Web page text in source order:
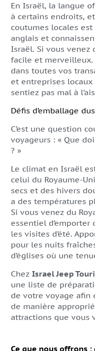
En Israël, la langue
à certains endroits,
coutumes locales
anglais et
Israël. Si vous venez
facile et merveilleux.
dans toutes vos
et entreprises
sentiez pas mal à
Défis d’emballage
C’est une question
voyageurs : « Que
? »
Le climat en Israël
celui du Royaume-
secs et des hivers
a des températures
Si vous venez du
essentiel
les visites d’été.
pour les nuits
d’églises où une
Chez Israel Jeep
une liste de
de votre voyage afin
de manière
attractions que vous
Ce que nous offrons